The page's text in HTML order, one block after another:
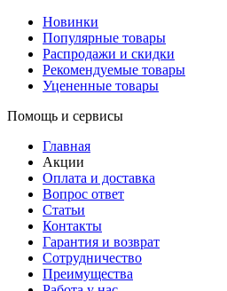
Новинки
Популярные товары
Распродажи и скидки
Рекомендуемые товары
Уцененные товары
Помощь и сервисы
Главная
Акции
Оплата и доставка
Вопрос ответ
Статьи
Контакты
Гарантия и возврат
Сотрудничество
Преимущества